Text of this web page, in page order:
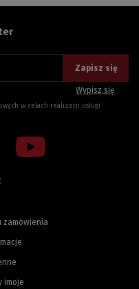
zamówienia
imoje
Zapisz się
Wypisz się
w celach realizacji usługi